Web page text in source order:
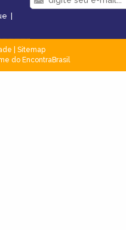
|
Sitemap
do EncontraBrasil